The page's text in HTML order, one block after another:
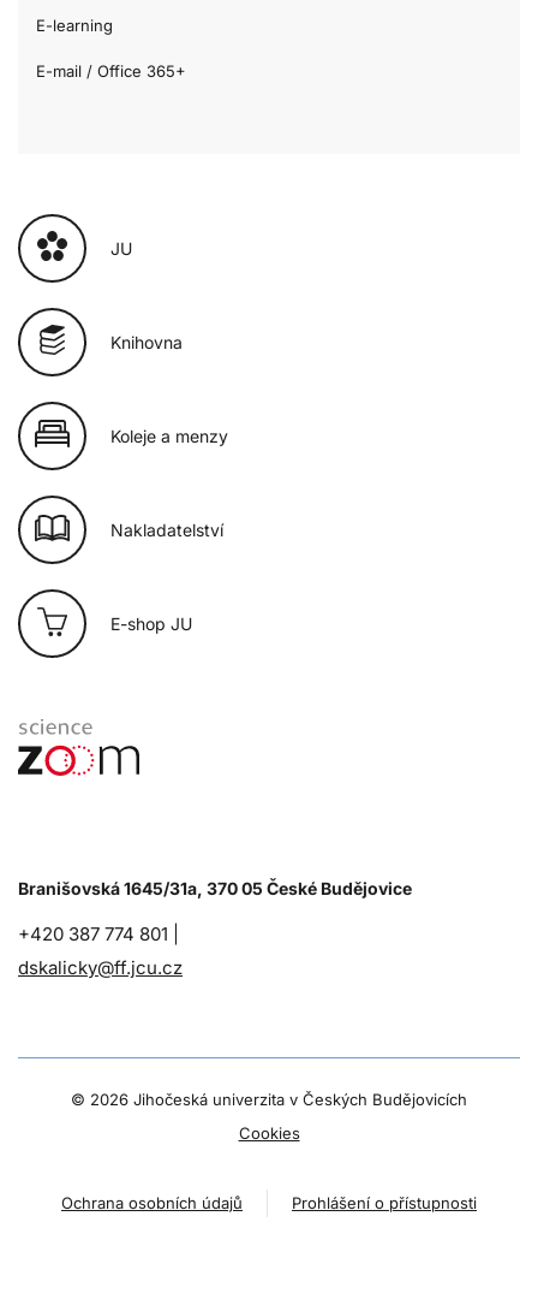
E-learning
E-mail / Office 365+
JU
Knihovna
Koleje a menzy
Nakladatelství
E-shop JU
Branišovská 1645/31a, 370 05 České Budějovice
+420 387 774 801 |
dskalicky@ff.jcu.cz
© 2026 Jihočeská univerzita v Českých Budějovicích
Cookies
Ochrana osobních údajů Prohlášení o přístupnosti